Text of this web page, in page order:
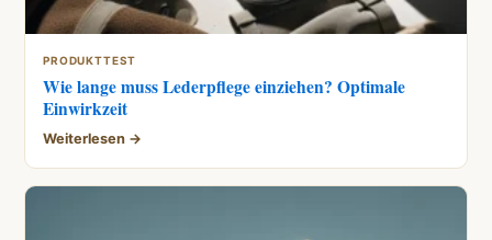
PRODUKTTEST
Wie lange muss Lederpflege einziehen? Optimale
Einwirkzeit
Weiterlesen →